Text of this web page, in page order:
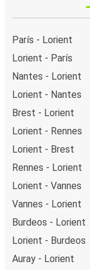
París - Lorient
Lorient - París
Nantes - Lorient
Lorient - Nantes
Brest - Lorient
Lorient - Rennes
Lorient - Brest
Rennes - Lorient
Lorient - Vannes
Vannes - Lorient
Burdeos - Lorient
Lorient - Burdeos
Auray - Lorient